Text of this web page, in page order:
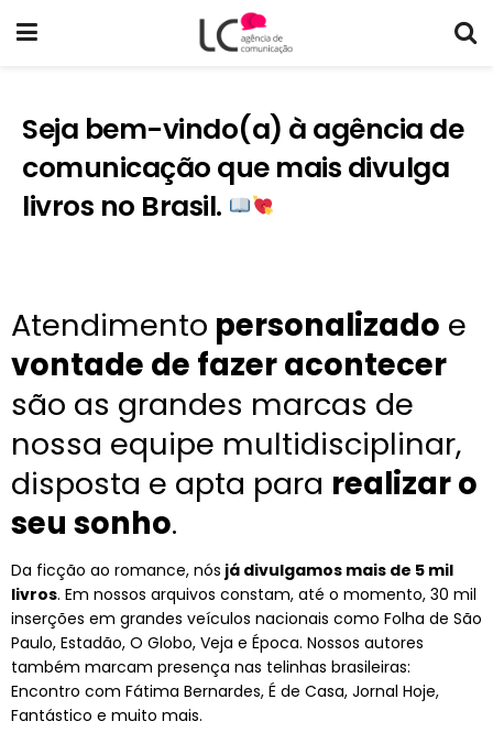
Seja bem-vindo(a) à agência de
comunicação que mais divulga
livros no Brasil.
Atendimento personalizado e
vontade de fazer acontecer
são as grandes marcas de
nossa equipe multidisciplinar,
disposta e apta para realizar o
seu sonho.
Da ficção ao romance, nós já divulgamos mais de 5 mil
livros. Em nossos arquivos constam, até o momento, 30 mil
inserções em grandes veículos nacionais como Folha de São
Paulo, Estadão, O Globo, Veja e Época. Nossos autores
também marcam presença nas telinhas brasileiras:
Encontro com Fátima Bernardes, É de Casa, Jornal Hoje,
Fantástico e muito mais.